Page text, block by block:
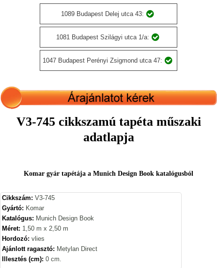
1089 Budapest Delej utca 43:
1081 Budapest Szilágyi utca 1/a:
1047 Budapest Perényi Zsigmond utca 47:
V3-745 cikkszamú tapéta műszaki
adatlapja
Komar gyár tapétája a Munich Design Book katalógusból
Cikkszám: V3-745
Gyártó: Komar
Katalógus: Munich Design Book
Méret: 1,50 m x 2,50 m
Hordozó: vlies
Ajánlott ragasztó: Metylan Direct
Illesztés (cm): 0 cm.